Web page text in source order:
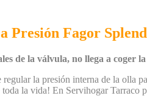
Fagor
de la válvula, no llega a coger
la presión interna de la olla
toda la vida! En Servihogar Tarraco